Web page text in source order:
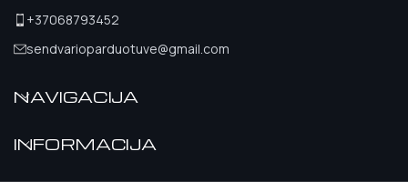
+37068793452
sendvarioparduotuve@gmail.com
NAVIGACIJA
INFORMACIJA